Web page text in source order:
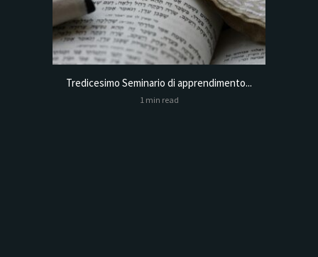
Tredicesimo Seminario di apprendimento...
1 min read